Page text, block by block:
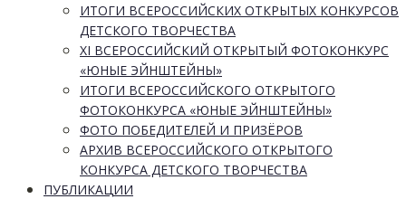
ИТОГИ ВСЕРОССИЙСКИХ ОТКРЫТЫХ КОНКУРСОВ
ДЕТСКОГО ТВОРЧЕСТВА
XI ВСЕРОССИЙСКИЙ ОТКРЫТЫЙ ФОТОКОНКУРС
«ЮНЫЕ ЭЙНШТЕЙНЫ»
ИТОГИ ВСЕРОССИЙСКОГО ОТКРЫТОГО
ФОТОКОНКУРСА «ЮНЫЕ ЭЙНШТЕЙНЫ»
ФОТО ПОБЕДИТЕЛЕЙ И ПРИЗЁРОВ
АРХИВ ВСЕРОССИЙСКОГО ОТКРЫТОГО
КОНКУРСА ДЕТСКОГО ТВОРЧЕСТВА
ПУБЛИКАЦИИ